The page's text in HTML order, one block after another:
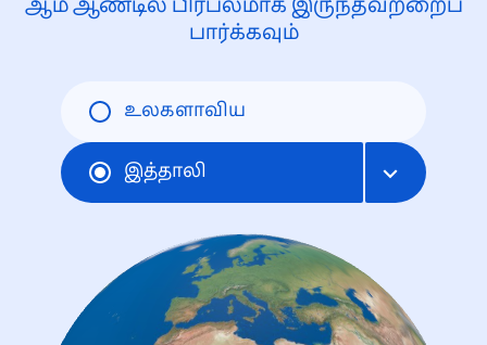
ஆம் ஆண்டில் பிரபலமாக இருந்தவற்றைப்
பார்க்கவும்
உலகளாவிய
இத்தாலி